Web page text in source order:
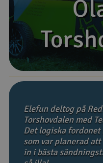
Drönare
Drönare för FPV
Helikopter
Elefun deltog på
Torshovdalen med
Det logiska
som var planerad
in i bästa